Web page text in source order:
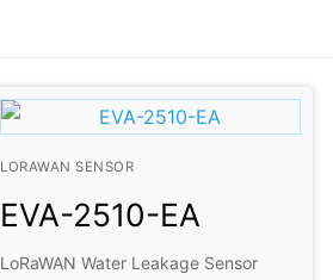
LORAWAN SENSOR
EVA-2510-EA
LoRaWAN Water Leakage Sensor